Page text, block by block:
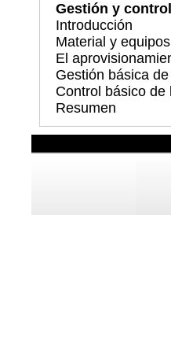
Gestión y
Introducción
Material y
El
Gestión básica
Control básico de
Resumen